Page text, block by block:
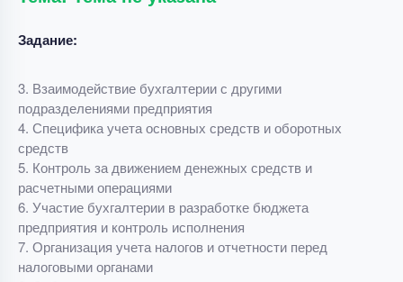
Задание:
3. Взаимодействие бухгалтерии с другими
подразделениями предприятия
4. Специфика учета основных средств и оборотных
средств
5. Контроль за движением денежных средств и
расчетными операциями
6. Участие бухгалтерии в разработке бюджета
предприятия и контроль исполнения
7. Организация учета налогов и отчетности перед
налоговыми органами